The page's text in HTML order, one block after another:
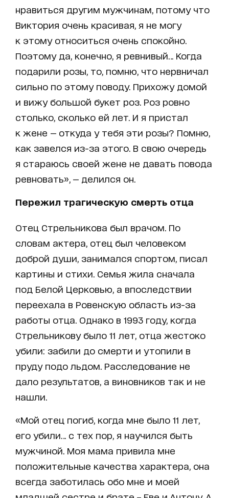
нравиться другим мужчинам, потому что
Виктория очень красивая, я не могу
к этому относиться очень спокойно.
Поэтому да, конечно, я ревнивый… Когда
подарили розы, то, помню, что нервничал
сильно по этому поводу. Прихожу домой
и вижу большой букет роз. Роз ровно
столько, сколько ей лет. И я пристал
к жене — откуда у тебя эти розы? Помню,
как завелся из-за этого. В свою очередь
я стараюсь своей жене не давать повода
ревновать», — делился он.
Пережил трагическую смерть отца
Отец Стрельникова был врачом. По
словам актера, отец был человеком
доброй души, занимался спортом, писал
картины и стихи. Семья жила сначала
под Белой Церковью, а впоследствии
переехала в Ровенскую область из-за
работы отца. Однако в 1993 году, когда
Стрельникову было 11 лет, отца жестоко
убили: забили до смерти и утопили в
пруду подо льдом. Расследование не
дало результатов, а виновников так и не
нашли.
«Мой отец погиб, когда мне было 11 лет,
его убили… с тех пор, я научился быть
мужчиной. Моя мама привила мне
положительные качества характера, она
всегда заботилась обо мне и моей